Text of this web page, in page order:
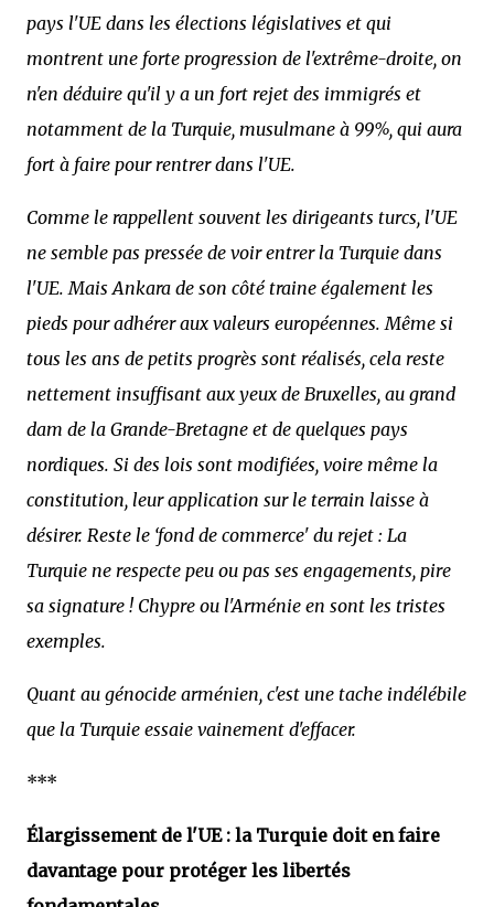
pays l'UE dans les élections législatives et qui
montrent une forte progression de l'extrême-droite, on
n'en déduire qu'il y a un fort rejet des immigrés et
notamment de la Turquie, musulmane à 99%, qui aura
fort à faire pour rentrer dans l'UE.
Comme le rappellent souvent les dirigeants turcs, l'UE
ne semble pas pressée de voir entrer la Turquie dans
l'UE. Mais Ankara de son côté traine également les
pieds pour adhérer aux valeurs européennes. Même si
tous les ans de petits progrès sont réalisés, cela reste
nettement insuffisant aux yeux de Bruxelles, au grand
dam de la Grande-Bretagne et de quelques pays
nordiques. Si des lois sont modifiées, voire même la
constitution, leur application sur le terrain laisse à
désirer. Reste le ‘fond de commerce' du rejet : La
Turquie ne respecte peu ou pas ses engagements, pire
sa signature ! Chypre ou l'Arménie en sont les tristes
exemples.
Quant au génocide arménien, c'est une tache indélébile
que la Turquie essaie vainement d'effacer.
***
Élargissement de l'UE : la Turquie doit en faire
davantage pour protéger les libertés